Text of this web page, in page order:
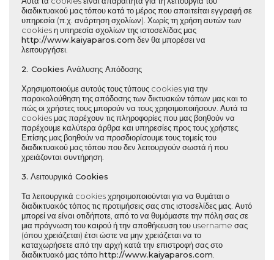
διαδικτυακού μας τόπου κατά το μέρος που απαιτείται εγγραφή σε
υπηρεσία (π.χ. ανάρτηση σχολίων). Χωρίς τη χρήση αυτών των
cookies η υπηρεσία σχολίων της ιστοσελίδας μας
http://www.kaiyaparos.com δεν θα μπορέσει να
λειτουργήσει.
2. Cookies Ανάλυσης Απόδοσης
Χρησιμοποιούμε αυτούς τους τύπους cookies για την
παρακολούθηση της απόδοσης των δικτυακών τόπων μας και το
πώς οι χρήστες τους μπορούν να τους χρησιμοποιήσουν. Αυτά τα
cookies μας παρέχουν τις πληροφορίες που μας βοηθούν να
παρέχουμε καλύτερα άρθρα και υπηρεσίες προς τους χρήστες.
Επίσης μας βοηθούν να προσδιορίσουμε τους τομείς του
διαδικτυακού μας τόπου που δεν λειτουργούν σωστά ή που
χρειάζονται συντήρηση.
3. Λειτουργικά Cookies
Τα λειτουργικά cookies χρησιμοποιούνται για να θυμάται ο
διαδικτυακός τόπος τις προτιμήσεις σας στις ιστοσελίδες μας. Αυτό
μπορεί να είναι οτιδήποτε, από το να θυμόμαστε την πόλη σας σε
μια πρόγνωση του καιρού ή την αποθήκευση του username σας
(όπου χρειάζεται) έτσι ώστε να μην χρειάζεται να το
καταχωρήσετε από την αρχή κατά την επιστροφή σας στο
διαδικτυακό μας τόποhttp://www.kaiyaparos.com